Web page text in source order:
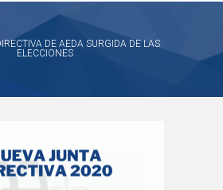
DE AEDA SURGIDA DE LAS
ELECCIONES